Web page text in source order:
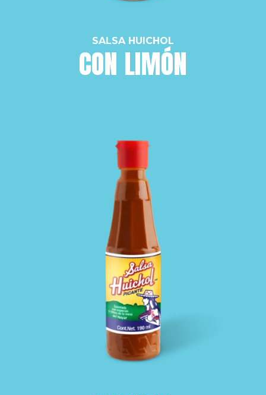
CON LIMÓN
SALSA HUICHOL